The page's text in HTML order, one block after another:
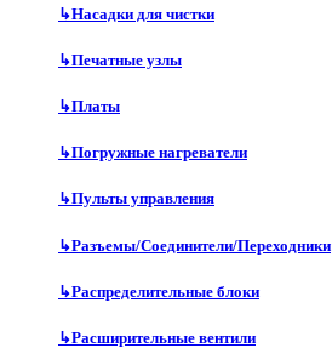
↳Насадки для чистки
↳Печатные узлы
↳Платы
↳Погружные нагреватели
↳Пульты управления
↳Разъемы/Соединители/Переходники
↳Распределительные блоки
↳Расширительные вентили